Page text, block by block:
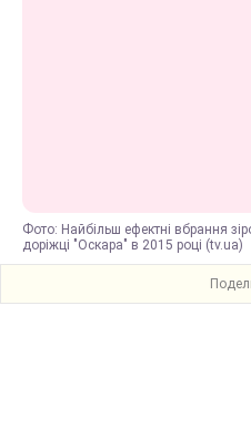
Фото: Найбільш ефектні вбрання
доріжці "Оскара" в 2015 році (tv.ua)